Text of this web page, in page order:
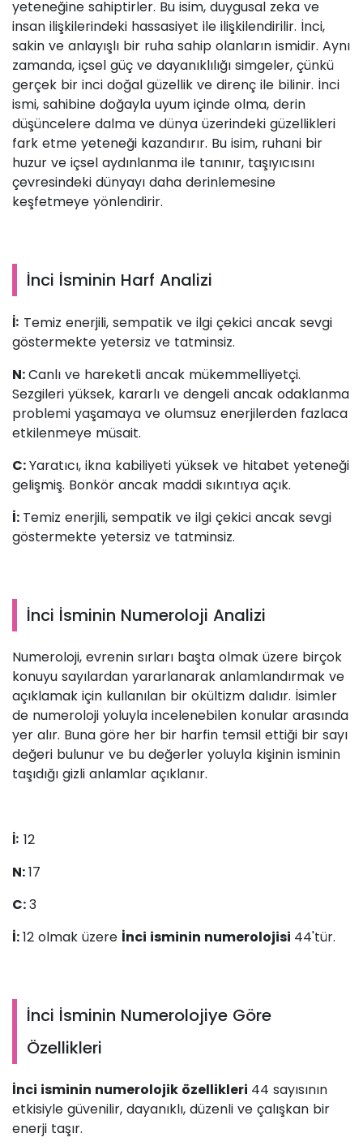
yeteneğine sahiptirler. Bu isim, duygusal zeka ve
insan ilişkilerindeki hassasiyet ile ilişkilendirilir. İnci,
sakin ve anlayışlı bir ruha sahip olanların ismidir. Aynı
zamanda, içsel güç ve dayanıklılığı simgeler, çünkü
gerçek bir inci doğal güzellik ve direnç ile bilinir. İnci
ismi, sahibine doğayla uyum içinde olma, derin
düşüncelere dalma ve dünya üzerindeki güzellikleri
fark etme yeteneği kazandırır. Bu isim, ruhani bir
huzur ve içsel aydınlanma ile tanınır, taşıyıcısını
çevresindeki dünyayı daha derinlemesine
keşfetmeye yönlendirir.
İnci İsminin Harf Analizi
İ: Temiz enerjili, sempatik ve ilgi çekici ancak sevgi
göstermekte yetersiz ve tatminsiz.
N:Canlı ve hareketli ancak mükemmelliyetçi.
Sezgileri yüksek, kararlı ve dengeli ancak odaklanma
problemi yaşamaya ve olumsuz enerjilerden fazlaca
etkilenmeye müsait.
C:Yaratıcı, ikna kabiliyeti yüksek ve hitabet yeteneği
gelişmiş. Bonkör ancak maddi sıkıntıya açık.
İ: Temiz enerjili, sempatik ve ilgi çekici ancak sevgi
göstermekte yetersiz ve tatminsiz.
İnci İsminin Numeroloji Analizi
Numeroloji, evrenin sırları başta olmak üzere birçok
konuyu sayılardan yararlanarak anlamlandırmak ve
açıklamak için kullanılan bir okültizm dalıdır. İsimler
de numeroloji yoluyla incelenebilen konular arasında
yer alır. Buna göre her bir harfin temsil ettiği bir sayı
değeri bulunur ve bu değerler yoluyla kişinin isminin
taşıdığı gizli anlamlar açıklanır.
İ: 12
N:17
C:3
İ:12 olmak üzere İnci isminin numerolojisi 44'tür.
İnci İsminin Numerolojiye Göre
Özellikleri
İnci isminin numerolojik özellikleri 44 sayısının
etkisiyle güvenilir, dayanıklı, düzenli ve çalışkan bir
enerji taşır.